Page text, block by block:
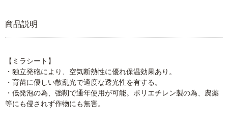
商品説明
【ミラシート】
・独立発砲により、空気断熱性に優れ保温効果あり。
・育苗に優しい散乱光で適度な透光性を有する。
・低発泡の為、強靭で通年使用が可能。ポリエチレン製の為、農薬
等にも侵されず作物にも無害。